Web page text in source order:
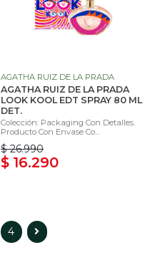
AGATHA RUIZ DE LA PRADA
AGATHA RUIZ DE LA PRADA
LOOK KOOL EDT SPRAY 80 ML
DET.
Colección: Packaging Con Detalles.
Producto Con Envase Co...
$ 26.990
$ 16.290
4